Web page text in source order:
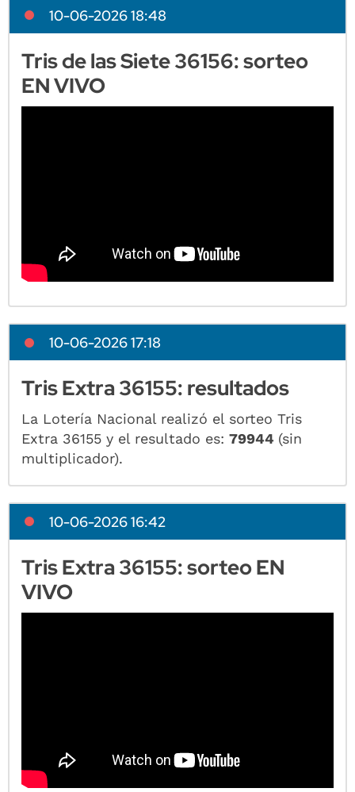
10-06-2026 18:48
Tris de las Siete 36156: sorteo
EN VIVO
10-06-2026 17:18
Tris Extra 36155: resultados
La Lotería Nacional realizó el sorteo Tris
Extra 36155 y el resultado es:79944 (sin
multiplicador).
10-06-2026 16:42
Tris Extra 36155: sorteo EN
VIVO